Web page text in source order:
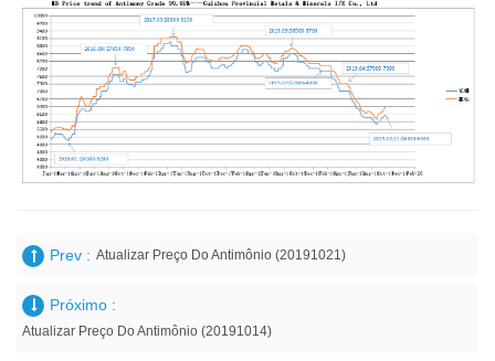
Prev : Atualizar Preço Do Antimônio (20191021)
Próximo :
Atualizar Preço Do Antimônio (20191014)